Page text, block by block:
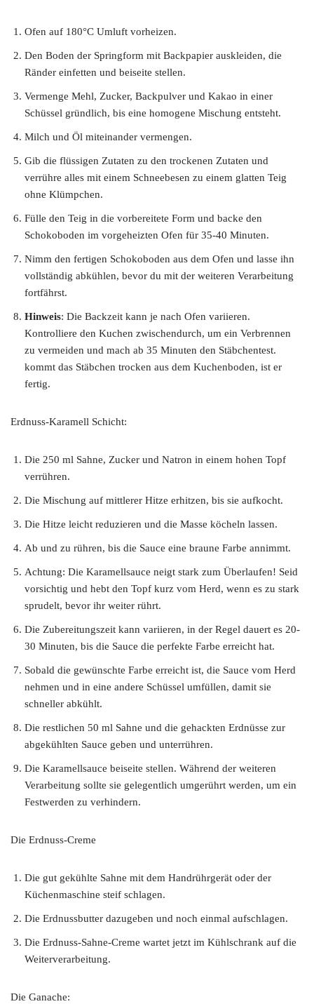
Ofen auf 180°C Umluft vorheizen.
Den Boden der Springform mit Backpapier auskleiden, die
Ränder einfetten und beiseite stellen.
Vermenge Mehl, Zucker, Backpulver und Kakao in einer
Schüssel gründlich, bis eine homogene Mischung entsteht.
Milch und Öl miteinander vermengen.
Gib die flüssigen Zutaten zu den trockenen Zutaten und
verrühre alles mit einem Schneebesen zu einem glatten Teig
ohne Klümpchen.
Fülle den Teig in die vorbereitete Form und backe den
Schokoboden im vorgeheizten Ofen für 35-40 Minuten.
Nimm den fertigen Schokoboden aus dem Ofen und lasse ihn
vollständig abkühlen, bevor du mit der weiteren Verarbeitung
fortfährst.
Hinweis: Die Backzeit kann je nach Ofen variieren.
Kontrolliere den Kuchen zwischendurch, um ein Verbrennen
zu vermeiden und mach ab 35 Minuten den Stäbchentest.
kommt das Stäbchen trocken aus dem Kuchenboden, ist er
fertig.
Erdnuss-Karamell Schicht:
Die 250 ml Sahne, Zucker und Natron in einem hohen Topf
verrühren.
Die Mischung auf mittlerer Hitze erhitzen, bis sie aufkocht.
Die Hitze leicht reduzieren und die Masse köcheln lassen.
Ab und zu rühren, bis die Sauce eine braune Farbe annimmt.
Achtung: Die Karamellsauce neigt stark zum Überlaufen! Seid
vorsichtig und hebt den Topf kurz vom Herd, wenn es zu stark
sprudelt, bevor ihr weiter rührt.
Die Zubereitungszeit kann variieren, in der Regel dauert es 20-
30 Minuten, bis die Sauce die perfekte Farbe erreicht hat.
Sobald die gewünschte Farbe erreicht ist, die Sauce vom Herd
nehmen und in eine andere Schüssel umfüllen, damit sie
schneller abkühlt.
Die restlichen 50 ml Sahne und die gehackten Erdnüsse zur
abgekühlten Sauce geben und unterrühren.
Die Karamellsauce beiseite stellen. Während der weiteren
Verarbeitung sollte sie gelegentlich umgerührt werden, um ein
Festwerden zu verhindern.
Die Erdnuss-Creme
Die gut gekühlte Sahne mit dem Handrührgerät oder der
Küchenmaschine steif schlagen.
Die Erdnussbutter dazugeben und noch einmal aufschlagen.
Die Erdnuss-Sahne-Creme wartet jetzt im Kühlschrank auf die
Weiterverarbeitung.
Die Ganache: